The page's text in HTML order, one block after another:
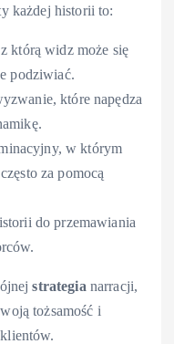
każdej historii to:
którą widz może się
podziwiać.
które napędza
w którym
za pomocą
do przemawiania
strategia narracji,
tożsamość i